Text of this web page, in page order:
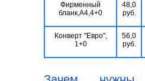
Фирменный
бланк,А4,4+0
48,0
руб.
Конверт "Евро",
1+0
56,0
руб.